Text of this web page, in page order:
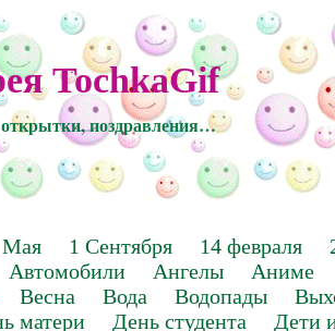
TochkaGif
поздравления…
Мая 1 Сентября 14 февраля
Автомобили Ангелы
Аниме
Весна Вода Водопады
матери День студента
Дети